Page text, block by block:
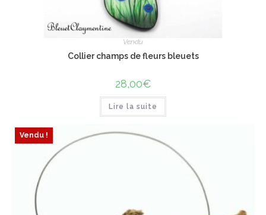
Vendu
Collier champs de fleurs bleuets
28,00€
Lire la suite
Vendu !
ÉPUISÉ